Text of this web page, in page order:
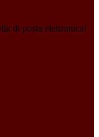
di posta elettronica!